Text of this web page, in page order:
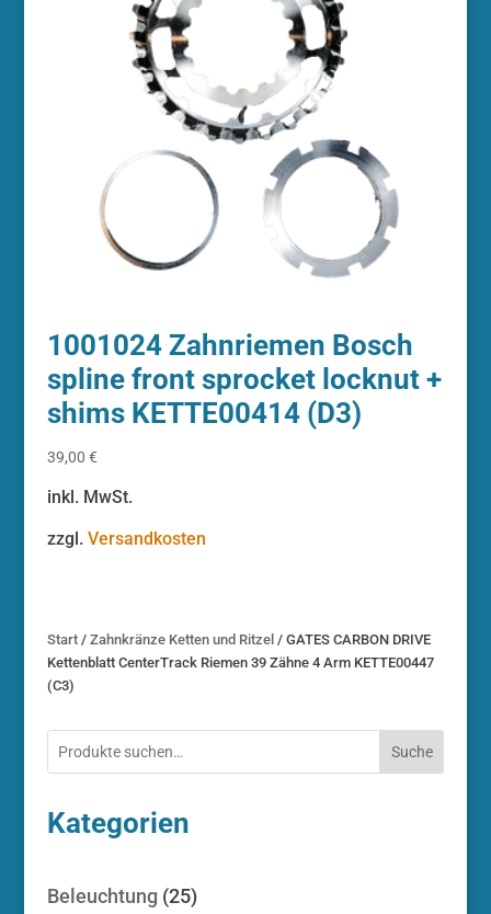
1001024 Zahnriemen Bosch
spline front sprocket locknut +
shims KETTE00414 (D3)
39,00 €
inkl. MwSt.
zzgl. Versandkosten
Start/ Zahnkränze Ketten und Ritzel / GATES CARBON DRIVE
Kettenblatt CenterTrack Riemen 39 Zähne 4 Arm KETTE00447
(C3)
Suche
Kategorien
Beleuchtung 2525